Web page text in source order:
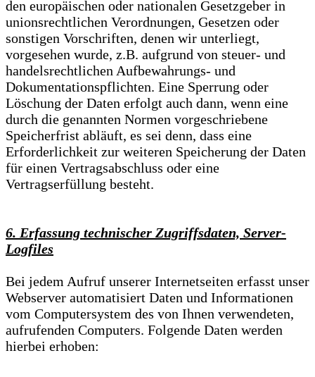
den europäischen oder nationalen Gesetzgeber in
unionsrechtlichen Verordnungen, Gesetzen oder
sonstigen Vorschriften, denen wir unterliegt,
vorgesehen wurde, z.B. aufgrund von steuer- und
handelsrechtlichen Aufbewahrungs- und
Dokumentationspflichten. Eine Sperrung oder
Löschung der Daten erfolgt auch dann, wenn eine
durch die genannten Normen vorgeschriebene
Speicherfrist abläuft, es sei denn, dass eine
Erforderlichkeit zur weiteren Speicherung der Daten
für einen Vertragsabschluss oder eine
Vertragserfüllung besteht.
6. Erfassung technischer Zugriffsdaten, Server-
Logfiles
Bei jedem Aufruf unserer Internetseiten erfasst unser
Webserver automatisiert Daten und Informationen
vom Computersystem des von Ihnen verwendeten,
aufrufenden Computers. Folgende Daten werden
hierbei erhoben: